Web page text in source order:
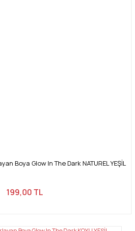
Boya Glow In The Dark NATUREL YEŞİL
199,00 TL